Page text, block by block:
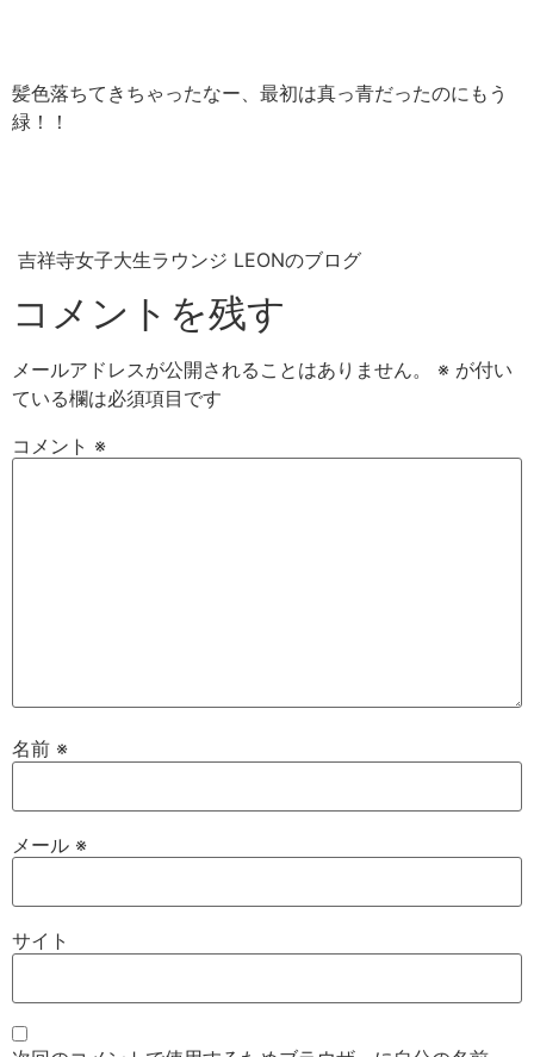
髪色落ちてきちゃったなー、最初は真っ青だったのにもう
緑！！
吉祥寺女子大生ラウンジ LEONのブログ
コメントを残す
メールアドレスが公開されることはありません。 ※ が付い
ている欄は必須項目です
コメント ※
名前 ※
メール ※
サイト